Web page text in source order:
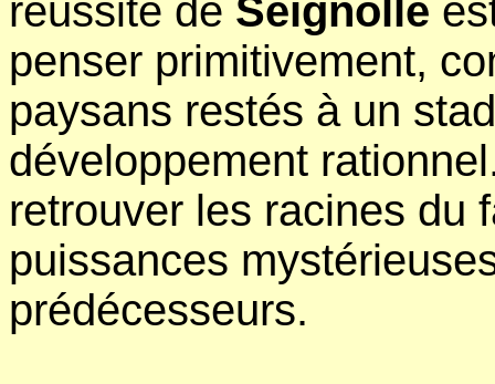
réussite de Seignolle
penser primitivement,
paysans restés à un
développement
retrouver les racines du
puissances
prédécesseurs.